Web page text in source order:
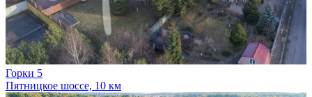
Горки 5
Пятницкое шоссе, 10 км